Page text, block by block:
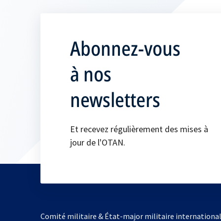
Abonnez-vous
à nos
newsletters
Et recevez régulièrement des mises à
jour de l'OTAN.
Comité militaire & État-major militaire international